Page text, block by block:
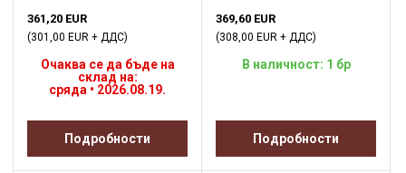
361,20 EUR
(301,00 EUR + ДДС)
Очаква се да бъде на
склад на:
сряда • 2026.08.19.
Подробности
369,60 EUR
(308,00 EUR + ДДС)
В наличност: 1 бр
Подробности